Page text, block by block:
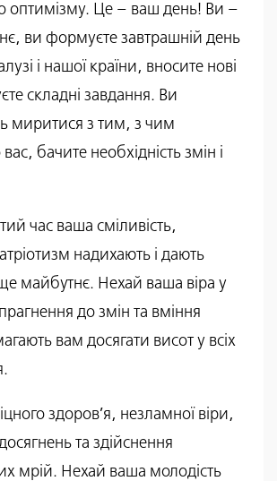
оптимізму. Це – ваш день! Ви –
ви формуєте завтрашній день
і нашої країни, вносите нові
складні завдання. Ви
миритися з тим, з чим
бачите необхідність змін і
час ваша сміливість,
надихають і дають
майбутнє. Нехай ваша віра у
до змін та вміння
вам досягати висот у всіх
здоров’я, незламної віри,
та здійснення
мрій. Нехай ваша молодість